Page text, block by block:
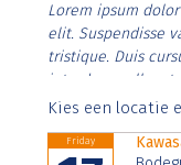
Lorem ipsum
elit. Suspendisse
tristique. Duis
interdum nulla, ut
Aenean faucibus
Kies een locatie
Friday